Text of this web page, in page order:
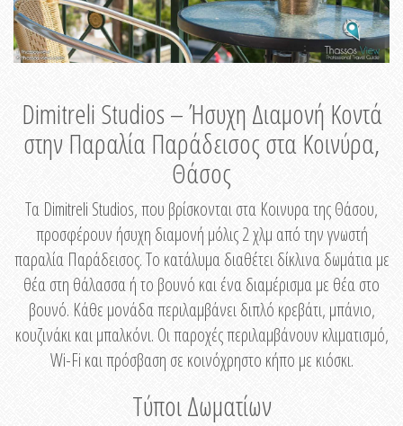
Dimitreli Studios – Ήσυχη Διαμονή Κοντά
στην Παραλία Παράδεισος στα Κοινύρα,
Θάσος
Τα Dimitreli Studios, που βρίσκονται στα Κοινυρα της Θάσου,
προσφέρουν ήσυχη διαμονή μόλις 2 χλμ από την γνωστή
παραλία Παράδεισος. Το κατάλυμα διαθέτει δίκλινα δωμάτια με
θέα στη θάλασσα ή το βουνό και ένα διαμέρισμα με θέα στο
βουνό. Κάθε μονάδα περιλαμβάνει διπλό κρεβάτι, μπάνιο,
κουζινάκι και μπαλκόνι. Οι παροχές περιλαμβάνουν κλιματισμό,
Wi-Fi και πρόσβαση σε κοινόχρηστο κήπο με κιόσκι.
Τύποι Δωματίων